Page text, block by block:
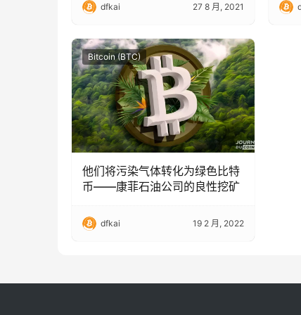
dfkai 27 8 月, 2021
Bitcoin (BTC)
他们将污染气体转化为绿色比特
币——康菲石油公司的良性挖矿
dfkai 19 2 月, 2022